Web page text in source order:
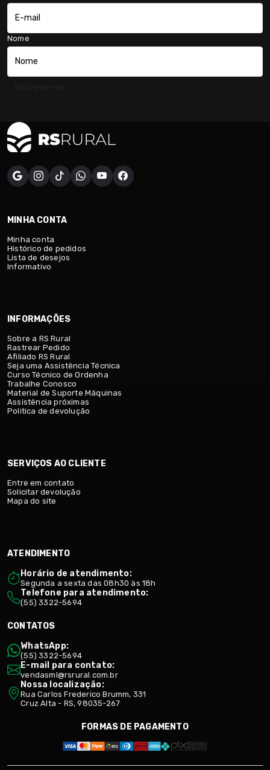
Nome
MINHA CONTA
Minha conta
Histórico de pedidos
Lista de desejos
Informativo
INFORMAÇÕES
Sobre a RS Rural
Rastrear Pedido
Afiliado RS Rural
Seja uma Assistência Técnica
Curso Técnico de Ordenha
Trabalhe Conosco
Material de Suporte Máquinas
Assistência próximas
Politica de devolução
SERVIÇOS AO CLIENTE
Entre em contato
Solicitar devolução
Mapa do site
ATENDIMENTO
Horário de atendimento:
Segunda a sexta das 08h30 às 18h
Telefone para atendimento:
(55) 3322-5694
CONTATOS
WhatsApp:
(55) 3322-5694
E-mail para contato:
vendasml@rsrural.com.br
Nossa localização:
Rua Carlos Frederico Brumm, 331
Cruz Alta - RS, 98035-267
FORMAS DE PAGAMENTO